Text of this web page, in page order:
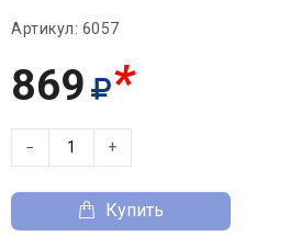
Артикул: 6057
869 *
− +
Купить